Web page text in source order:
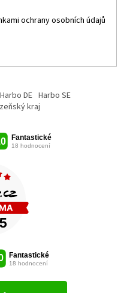
ochrany osobních údajů
Harbo DE Harbo SE
kraj